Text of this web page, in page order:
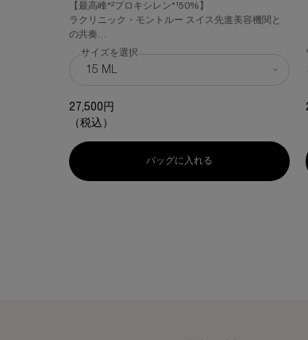
【最高峰*²プロキシレン*¹50%】
ラクリニック・モントルー スイス先進美容機関と
の共奏
プロキシレン*¹とバンデージメソッド*³が紡ぐスキ
ンケアの再構築
サイズを選択
27,500円
（税込）
バッグに入れる リプラスティ ルコン